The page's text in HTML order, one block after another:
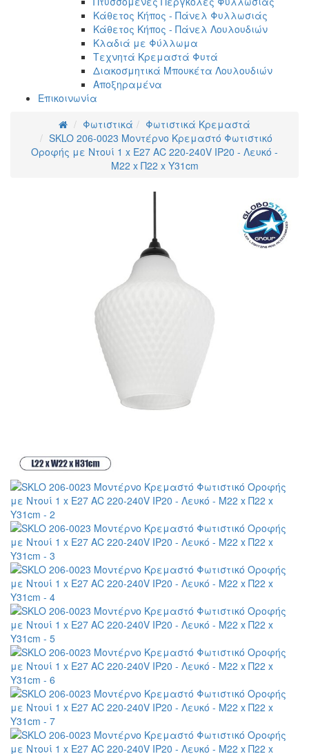
Κάθετος Κήπος - Πάνελ Φυλλωσιάς
Κάθετος Κήπος - Πάνελ Λουλουδιών
Κλαδιά με Φύλλωμα
Τεχνητά Κρεμαστά Φυτά
Διακοσμητικά Μπουκέτα Λουλουδιών
Αποξηραμένα
Επικοινωνία
Φωτιστικά
Φωτιστικά Κρεμαστά
SKLO 206-0023 Μοντέρνο Κρεμαστό Φωτιστικό
Οροφής με Ντουί 1 x E27 AC 220-240V IP20 - Λευκό -
Μ22 x Π22 x Υ31cm